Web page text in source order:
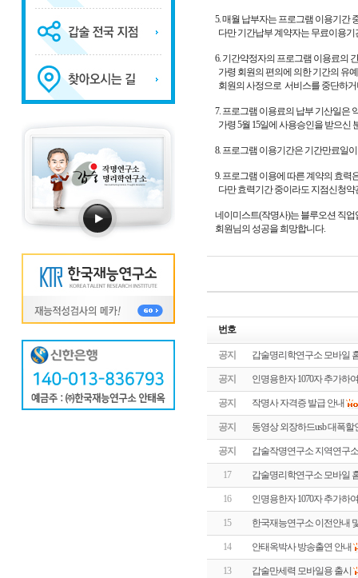
5. 매월 납부자는 프로그램 이용기간
다만 기간납부 계약자는 무료이용
6. 기간약정자의 프로그램 이용료의
가령 회원의 편의에 의한 기간의 유
회원의 사정으로 서비스를 중단하
7. 프로그램 이용료의 납부 기산일은
가령 5월 15일에 사용승인을 받으신
8. 프로그램 이용기간은 기간만료일
9. 프로그램 이용에 따른 계약의 효력
다만 효력기간 중이라도 지점신청약
네이미스트(작명사)는 블루오션 직업
회원님의 성공을 희망합니다.
번호
공지 갑술명리학연구소 모바일
공지 인명용한자 1070자 추가하
공지 작명사 자격증 발급 안내
공지 동영상 외장하드usb 대폭할
공지 갑술작명연구소 지역연구
17 갑술명리학연구소 모바일
16 인명용한자 1070자 추가하
15 한국재능연구소 이전안내
14 안태옥박사 방송출연 안내
13 갑술만세력 모바일용 출시